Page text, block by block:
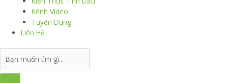
Kênh Video
Tuyển Dụng
Liên Hệ